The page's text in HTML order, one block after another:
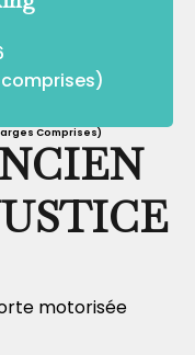
Comprises)
motorisée